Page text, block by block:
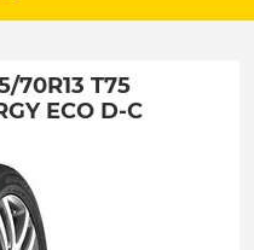
70R13 T75
ECO D-C